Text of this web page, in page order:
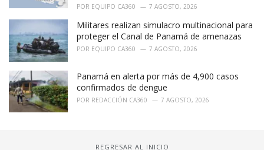
POR EQUIPO CA360 7 AGOSTO, 2026
Militares realizan simulacro multinacional para
proteger el Canal de Panamá de amenazas
POR EQUIPO CA360 7 AGOSTO, 2026
Panamá en alerta por más de 4,900 casos
confirmados de dengue
POR REDACCIÓN CA360 7 AGOSTO, 2026
REGRESAR AL INICIO